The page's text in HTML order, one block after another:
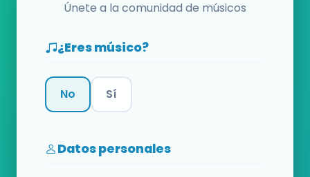
Únete a la comunidad de músicos
¿Eres músico?
No Sí
Datos personales